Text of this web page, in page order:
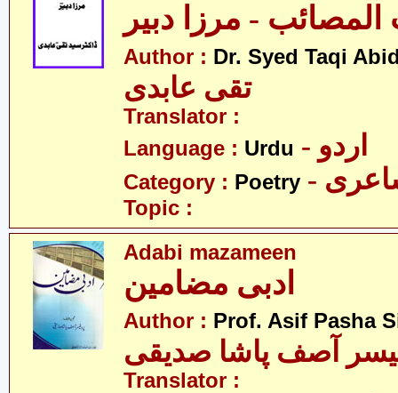
المصائب - مرزا دبیر
Author : Dr. Syed Taqi
تقی عابدی
Translator :
Language : Urdu - اردو
Category : Poetry
Topic :
Adabi mazameen
Author : Prof. Asif Pasha
آصف پاشا صدیقی
Translator :